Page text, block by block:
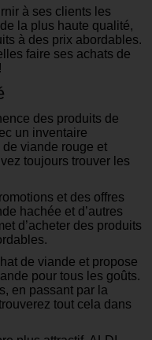
à ses clients les
la plus haute qualité,
à des prix abordables.
faire ses achats de
des produits de
un inventaire
viande rouge et
toujours trouver les
et des offres
hachée et d’autres
d’acheter des produits
de viande et propose
pour tous les goûts.
en passant par la
tout cela dans